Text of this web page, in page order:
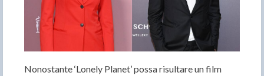
Nonostante ‘Lonely Planet’ possa risultare un film